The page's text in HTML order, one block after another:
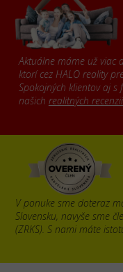
Aktuálne máme už viac
ktorí cez HALO reality
Spokojných klientov aj
našich realitných recenzií
V ponuke sme doteraz
Slovensku, navyše sme
(ZRKS). S nami máte